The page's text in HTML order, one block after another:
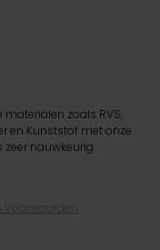
zoals RVS,
en Kunststof met onze
nauwkeurig.
Voorwaarden